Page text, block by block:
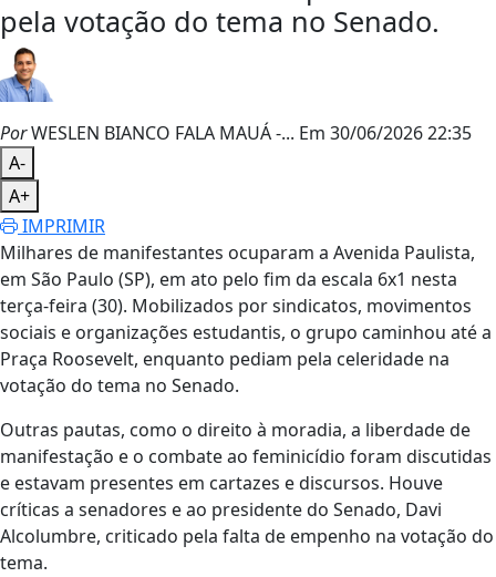
pela votação do tema no Senado.
PorWESLEN BIANCO FALA MAUÁ -... Em 30/06/2026 22:35
A-
A+
IMPRIMIR
Milhares de manifestantes ocuparam a Avenida Paulista,
em São Paulo (SP), em ato pelo fim da escala 6x1 nesta
terça-feira (30). Mobilizados por sindicatos, movimentos
sociais e organizações estudantis, o grupo caminhou até a
Praça Roosevelt, enquanto pediam pela celeridade na
votação do tema no Senado.
Outras pautas, como o direito à moradia, a liberdade de
manifestação e o combate ao feminicídio foram discutidas
e estavam presentes em cartazes e discursos. Houve
críticas a senadores e ao presidente do Senado, Davi
Alcolumbre, criticado pela falta de empenho na votação do
tema.